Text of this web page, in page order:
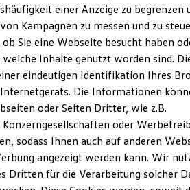
und Lebensdauer
Konnektivität
6
Versionen und Updates
Extras
zu Ihrem ID.
buchen
stellen
einer Anzeige zu begrenzen
Kampagnen zu messen und zu
Sie eine Webseite besucht haben
Inhalte genutzt worden sind.
eindeutigen Identifikation Ihres
Die Informationen
oder Seiten Dritter, wie z.B.
oder
sodass Ihnen auch auf anderen
angezeigt werden kann. Wir
Dritten für die Verarbeitung solcher